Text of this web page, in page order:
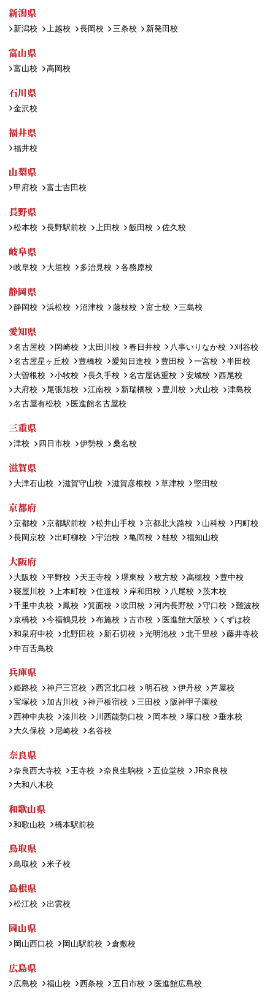
新潟県
新潟校 上越校 長岡校 三条校 新発田校
富山県
富山校 高岡校
石川県
金沢校
福井県
福井校
山梨県
甲府校 富士吉田校
長野県
松本校 長野駅前校 上田校 飯田校 佐久校
岐阜県
岐阜校 大垣校 多治見校 各務原校
静岡県
静岡校 浜松校 沼津校 藤枝校 富士校 三島校
愛知県
名古屋校 岡崎校 太田川校 春日井校 八事いりなか校
刈谷校
名古屋星ヶ丘校
豊橋校 愛知日進校 豊田校 一宮校
半田校
大曽根校
小牧校 長久手校 名古屋徳重校 安城校
西尾校
大府校
尾張旭校 江南校 新瑞橋校 豊川校 犬山校
津島校
名古屋有松校
医進館名古屋校
三重県
津校 四日市校 伊勢校 桑名校
滋賀県
大津石山校 滋賀守山校 滋賀彦根校 草津校 堅田校
京都府
京都校 京都駅前校 松井山手校 京都北大路校 山科校
円町校
長岡京校
出町柳校 宇治校 亀岡校 桂校 福知山校
大阪府
大阪校 平野校 天王寺校 堺東校 枚方校 高槻校
豊中校
寝屋川校
上本町校 住道校 岸和田校 八尾校
茨木校
千里中央校
鳳校 箕面校 吹田校 河内長野校 守口校
難波校
京橋校
今福鶴見校 布施校 古市校 医進館大阪校
くずは校
和泉府中校
北野田校 新石切校 光明池校 北千里校
藤井寺校
中百舌鳥校
兵庫県
姫路校 神戸三宮校 西宮北口校 明石校 伊丹校
芦屋校
宝塚校
加古川校 神戸板宿校 三田校
阪神甲子園校
西神中央校
湊川校 川西能勢口校 岡本校 塚口校
垂水校
大久保校
尼崎校 名谷校
奈良県
奈良西大寺校 王寺校 奈良生駒校 五位堂校
JR奈良校
大和八木校
和歌山県
和歌山校 橋本駅前校
鳥取県
鳥取校 米子校
島根県
松江校 出雲校
岡山県
岡山西口校 岡山駅前校 倉敷校
広島県
広島校 福山校 西条校 五日市校 医進館広島校